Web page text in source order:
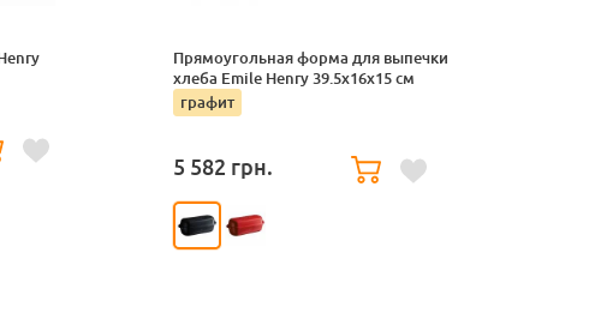
Прямоугольная форма для выпечки
хлеба Emile Henry 39.5х16х15 см
графит
5 582 грн.